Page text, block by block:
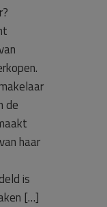
de
haar
is
[…]